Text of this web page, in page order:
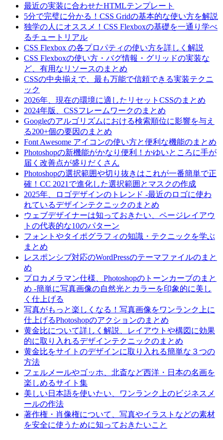
最近の実装に合わせたHTMLテンプレート
5分で完璧に分かる！CSS Gridの基本的な使い方を解説
独学の人にオススメ！CSS Flexboxの基礎を一通り学べ
るチュートリアル
CSS Flexbox の各プロパティの使い方を詳しく解説
CSS Flexboxの使い方・バグ情報・グリッドの実装な
ど、有用なリソースのまとめ
CSSの中央揃えで、最も万能で信頼できる実装テクニ
ック
2026年、現在の環境に適したリセットCSSのまとめ
2024年版、CSSフレームワークのまとめ
Googleのアルゴリズムにおける検索順位に影響を与え
る200+個の要因のまとめ
Font Awesome アイコンの使い方と便利な機能のまとめ
Photoshopの新機能がかなり便利！かゆいところに手が
届く改善点が盛りだくさん
Photoshopの選択範囲や切り抜きはこれが一番簡単で正
確！CC 2021で進化した選択範囲とマスクの作成
2025年、ロゴデザインのトレンド -最近のロゴに使わ
れているデザインテクニックのまとめ
ウェブデザイナーは知っておきたい、ページレイアウ
トの代表的な10のパターン
フォントやタイポグラフィの知識・テクニックを学ぶ
まとめ
レスポンシブ対応のWordPressのテーマファイルのまと
め
プロカメラマン仕様、Photoshopのトーンカーブのまと
め -簡単に写真画像の自然光とカラーを印象的に美し
く仕上げる
写真がもっと楽しくなる！写真画像をワンランク上に
仕上げるPhotoshopのアクションのまとめ
黄金比について詳しく解説、レイアウトや構図に効果
的に取り入れるデザインテクニックのまとめ
黄金比をサイトのデザインに取り入れる簡単な３つの
方法
フェルメールやゴッホ、北斎など西洋・日本の名画を
楽しめるサイト集
美しい日本語を使いたい、ワンランク上のビジネスメ
ールの作法
著作権・肖像権について、写真やイラストなどの素材
を安全に使うために知っておきたいこと